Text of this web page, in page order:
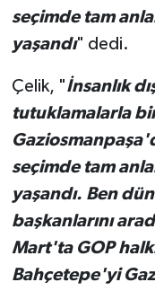
seçimde tam
yaşandı" dedi.
Çelik, "İnsanlık
tutuklamalarla
seçimde tam
yaşandı. Ben
başkanlarını
Mart'ta GOP
Bahçetepe'yi